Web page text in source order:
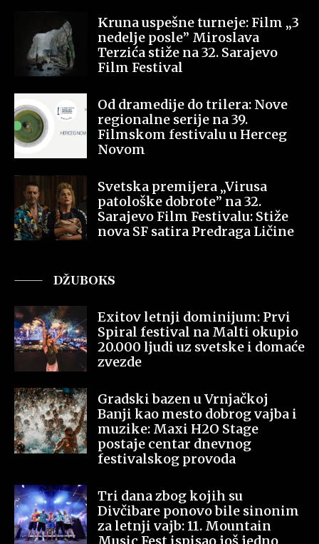
Kruna uspešne turneje: Film „3
nedelje posle” Miroslava
Terzića stiže na 32. Sarajevo
Film Festival
Od dramedije do trilera: Nove
regionalne serije na 39.
Filmskom festivalu u Herceg
Novom
Svetska premijera „Virusa
patološke dobrote” na 32.
Sarajevo Film Festivalu: Stiže
nova SF satira Predraga Ličine
DŽUBOKS
Exitov letnji dominijum: Prvi
Spiral festival na Malti okupio
20.000 ljudi uz svetske i domaće
zvezde
Gradski bazen u Vrnjačkoj
Banji kao mesto dobrog vajba i
muzike: Maxi H2O Stage
postaje centar dnevnog
festivalskog provoda
Tri dana zbog kojih su
Divčibare ponovo bile sinonim
za letnji vajb: 11. Mountain